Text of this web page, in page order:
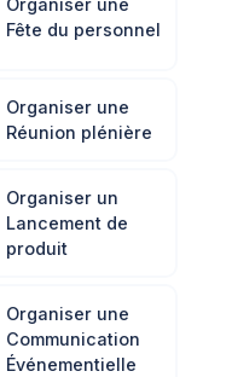
Fête du personnel
Organiser une
Réunion plénière
Organiser un
Lancement de
produit
Organiser une
Communication
Événementielle